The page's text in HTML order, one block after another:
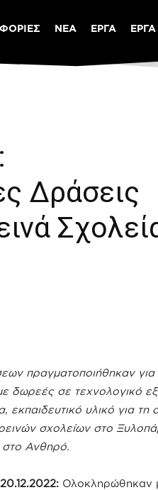
ΝΕΑ ΕΡΓΑ
Δράσεις
πραγματοποιήθηκαν για
δωρεές σε τεχνολογικό
εκπαιδευτικό υλικό για τη
σχολείων στο
στο Ανθηρό.
Ολοκληρώθηκαν